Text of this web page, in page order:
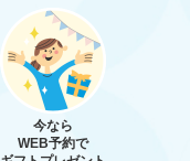
今なら
WEB予約で